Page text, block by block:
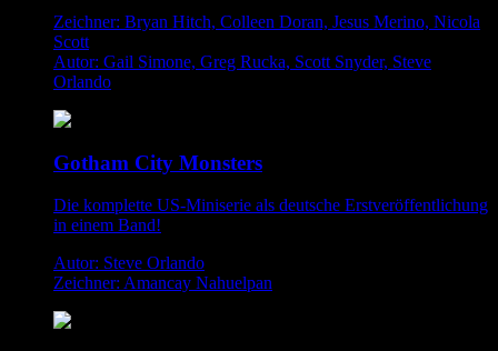
Zeichner: Bryan Hitch, Colleen Doran, Jesus Merino, Nicola
Scott
Autor: Gail Simone, Greg Rucka, Scott Snyder, Steve
Orlando
Gotham City Monsters
Die komplette US-Miniserie als deutsche Erstveröffentlichung
in einem Band!
Autor: Steve Orlando
Zeichner: Amancay Nahuelpan